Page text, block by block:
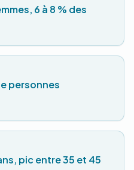
6 à 8 % des
personnes
pic entre 35 et 45